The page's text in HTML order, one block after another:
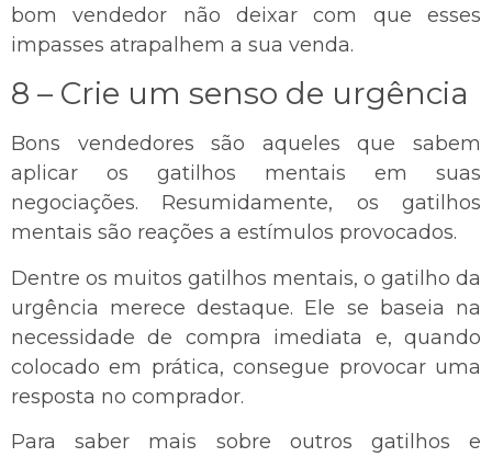
bom vendedor não deixar com que esses
impasses atrapalhem a sua venda.
8 – Crie um senso de urgência
Bons vendedores são aqueles que sabem
aplicar os gatilhos mentais em suas
negociações. Resumidamente, os gatilhos
mentais são reações a estímulos provocados.
Dentre os muitos gatilhos mentais, o gatilho da
urgência merece destaque. Ele se baseia na
necessidade de compra imediata e, quando
colocado em prática, consegue provocar uma
resposta no comprador.
Para saber mais sobre outros gatilhos e